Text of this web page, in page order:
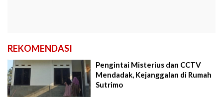
REKOMENDASI
Pengintai Misterius dan CCTV
Mendadak, Kejanggalan di Rumah
Sutrimo